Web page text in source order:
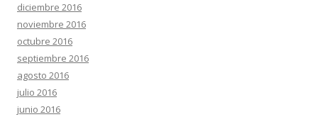
diciembre 2016
noviembre 2016
octubre 2016
septiembre 2016
agosto 2016
julio 2016
junio 2016